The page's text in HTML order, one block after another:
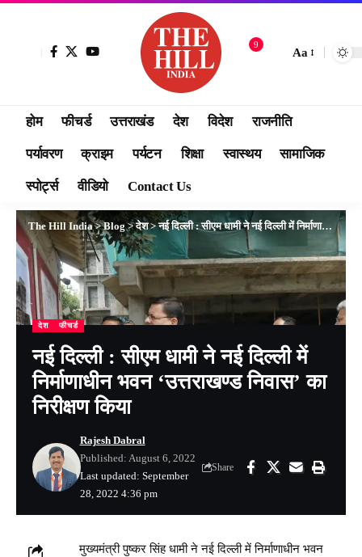
9
Aa
होम फीचर्ड उत्तराखंड देश विदेश राजनीति
पर्यावरण क्राइम पर्यटन शिक्षा स्वास्थय सामाजिक
स्पोर्ट्स वीडियो Contact Us
The Hill India>Blog>देश>नई दिल्ली : सीएम धामी ने नई दिल्ली में निर्माणाधीन भवन ‘उत्तराखण्ड निवास’ का निरीक्षण किया
देश फीचर्ड
नई दिल्ली : सीएम धामी ने नई दिल्ली में
निर्माणाधीन भवन ‘उत्तराखण्ड निवास’ का
निरीक्षण किया
Last updated: September
28, 2022 4:36 pm
Rajesh Dabral
Published: August 6, 2022
Share
मुख्यमंत्री पुष्कर सिंह धामी ने नई दिल्ली में निर्माणाधीन भवन